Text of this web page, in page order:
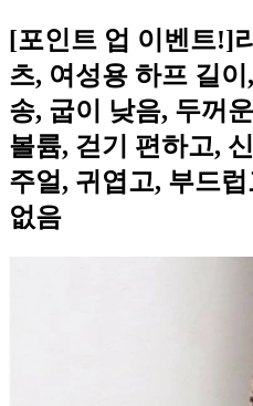
[포인트 업 이벤트!]
츠, 여성용 하프 길
송, 굽이 낮음, 두꺼
볼륨, 걷기 편하고,
주얼, 귀엽고, 부드
없음